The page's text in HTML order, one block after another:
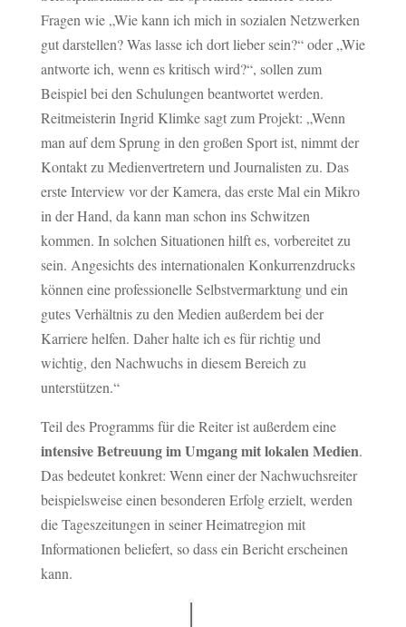
Fragen wie „Wie kann ich mich in sozialen Netzwerken
gut darstellen? Was lasse ich dort lieber sein?“ oder „Wie
antworte ich, wenn es kritisch wird?“, sollen zum
Beispiel bei den Schulungen beantwortet werden.
Reitmeisterin Ingrid Klimke sagt zum Projekt: „Wenn
man auf dem Sprung in den großen Sport ist, nimmt der
Kontakt zu Medienvertretern und Journalisten zu. Das
erste Interview vor der Kamera, das erste Mal ein Mikro
in der Hand, da kann man schon ins Schwitzen
kommen. In solchen Situationen hilft es, vorbereitet zu
sein. Angesichts des internationalen Konkurrenzdrucks
können eine professionelle Selbstvermarktung und ein
gutes Verhältnis zu den Medien außerdem bei der
Karriere helfen. Daher halte ich es für richtig und
wichtig, den Nachwuchs in diesem Bereich zu
unterstützen.“
Teil des Programms für die Reiter ist außerdem eine
intensive Betreuung im Umgang mit lokalen Medien.
Das bedeutet konkret: Wenn einer der Nachwuchsreiter
beispielsweise einen besonderen Erfolg erzielt, werden
die Tageszeitungen in seiner Heimatregion mit
Informationen beliefert, so dass ein Bericht erscheinen
kann.